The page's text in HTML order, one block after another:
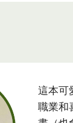
這本可
職業和